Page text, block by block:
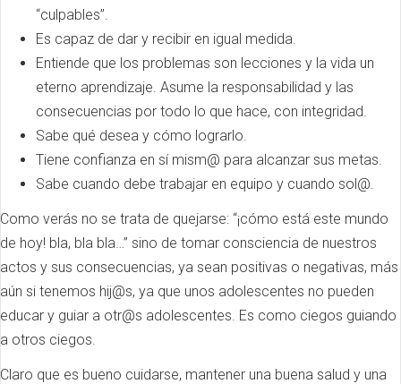
“culpables”.
Es capaz de dar y recibir en igual medida.
Entiende que los problemas son lecciones y la vida un
eterno aprendizaje. Asume la responsabilidad y las
consecuencias por todo lo que hace, con integridad.
Sabe qué desea y cómo lograrlo.
Tiene confianza en sí mism@ para alcanzar sus metas.
Sabe cuando debe trabajar en equipo y cuando sol@.
Como verás no se trata de quejarse: “¡cómo está este mundo
de hoy! bla, bla bla…” sino de tomar consciencia de nuestros
actos y sus consecuencias, ya sean positivas o negativas, más
aún si tenemos hij@s, ya que unos adolescentes no pueden
educar y guiar a otr@s adolescentes. Es como ciegos guiando
a otros ciegos.
Claro que es bueno cuidarse, mantener una buena salud y una